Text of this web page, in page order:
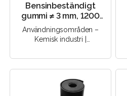
Bensinbeständigt
gummi ≠ 3 mm, 1200
mm, 60 Sha (NBR)
Användningsområden –
Kemisk industri |
Byggbranschen |
Maskinteknik |..